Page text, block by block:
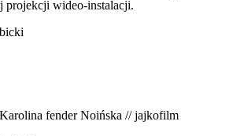
projekcji wideo-instalacji.
fender Noińska // jajkofilm